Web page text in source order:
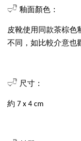
𓂑𓎹 釉面顏色：
皮靴使用同款茶棕色
不同，如比較介意也
𓂑𓎹 尺寸：
約 7 x 4 cm